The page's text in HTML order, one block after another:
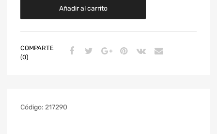
Añadir al carrito
COMPARTE
(0)
Código: 217290